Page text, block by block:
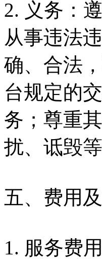
2. 义务：
从事违法
确、合法
台规定的
务；尊重
扰、诋毁等
五、费用
1. 服务费